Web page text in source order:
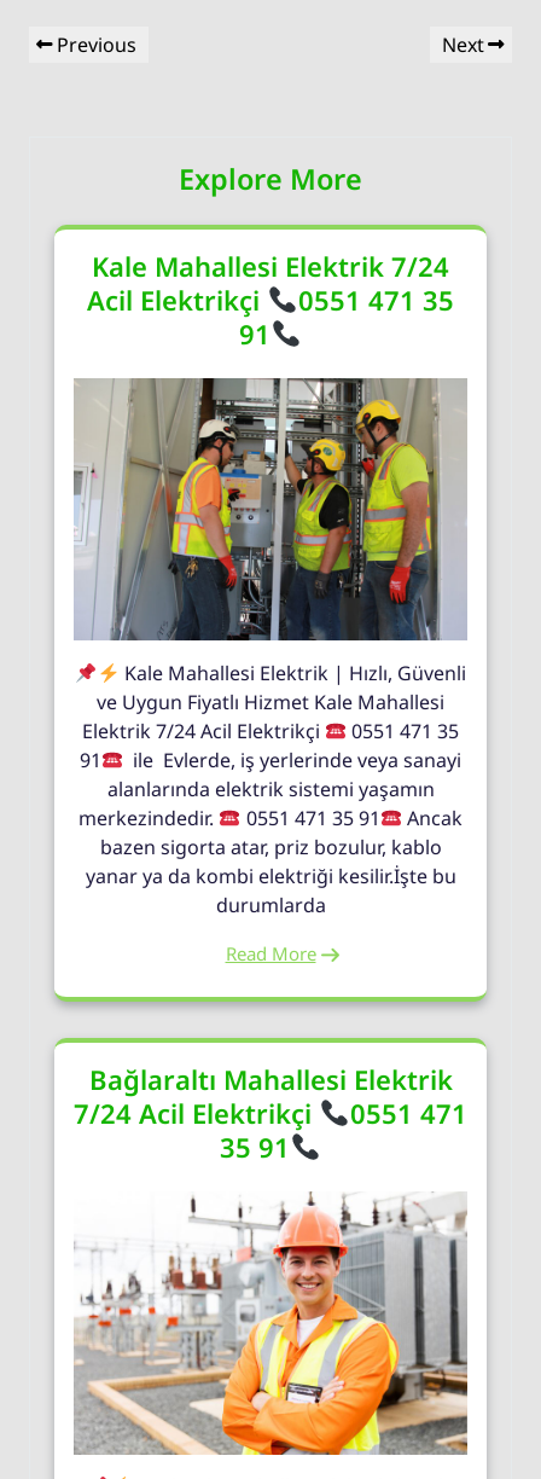
Yazı
gezinmesi
Previous
Previous
Next
Next
Explore More
Kale Mahallesi Elektrik 7/24
Acil Elektrikçi
0551 471 35
91
Kale Mahallesi Elektrik | Hızlı, Güvenli
ve Uygun Fiyatlı Hizmet Kale Mahallesi
Elektrik 7/24 Acil Elektrikçi
0551 471 35
91
ile Evlerde, iş yerlerinde veya sanayi
alanlarında elektrik sistemi yaşamın
merkezindedir.
0551 471 35 91
Ancak
bazen sigorta atar, priz bozulur, kablo
yanar ya da kombi elektriği kesilir.İşte bu
durumlarda
Read More
Bağlaraltı Mahallesi Elektrik
7/24 Acil Elektrikçi
0551 471
35 91